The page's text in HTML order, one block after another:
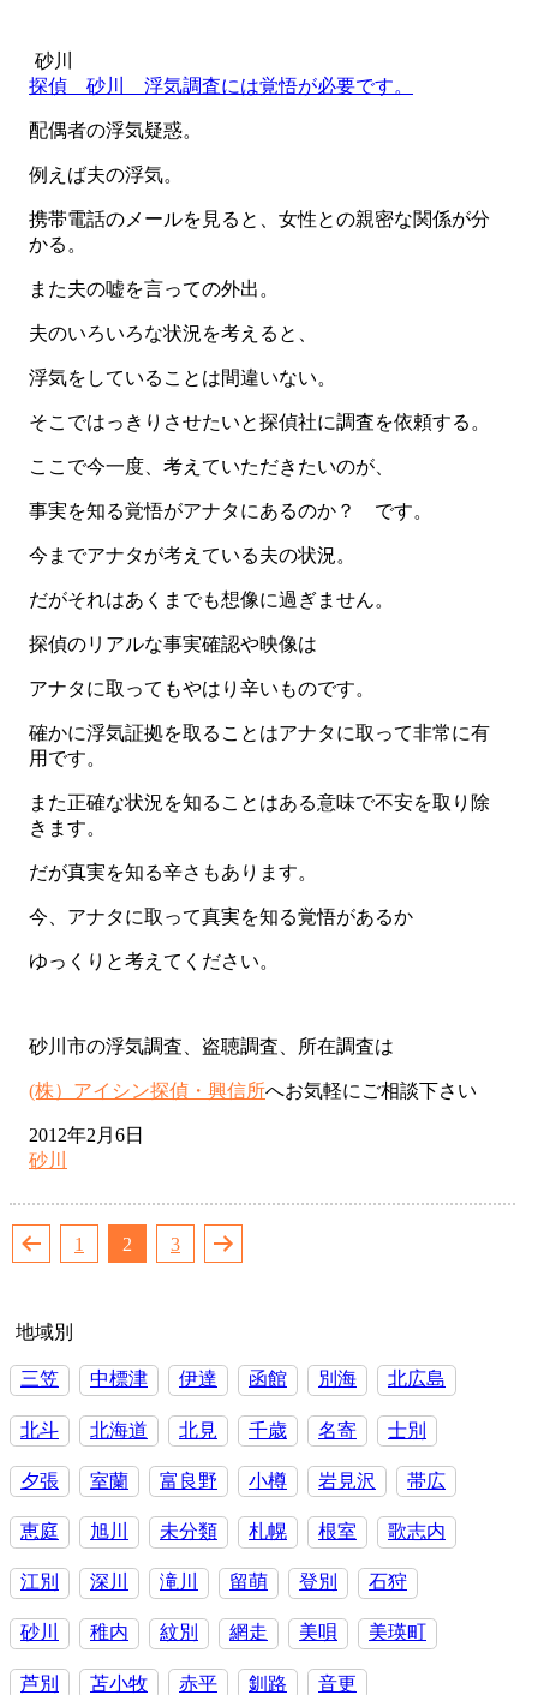
砂川
探偵 砂川 浮気調査には覚悟が必要です。
配偶者の浮気疑惑。
例えば夫の浮気。
携帯電話のメールを見ると、女性との親密な関係が分
かる。
また夫の嘘を言っての外出。
夫のいろいろな状況を考えると、
浮気をしていることは間違いない。
そこではっきりさせたいと探偵社に調査を依頼する。
ここで今一度、考えていただきたいのが、
事実を知る覚悟がアナタにあるのか？ です。
今までアナタが考えている夫の状況。
だがそれはあくまでも想像に過ぎません。
探偵のリアルな事実確認や映像は
アナタに取ってもやはり辛いものです。
確かに浮気証拠を取ることはアナタに取って非常に有
用です。
また正確な状況を知ることはある意味で不安を取り除
きます。
だが真実を知る辛さもあります。
今、アナタに取って真実を知る覚悟があるか
ゆっくりと考えてください。
砂川市の浮気調査、盗聴調査、所在調査は
(株）アイシン探偵・興信所へお気軽にご相談下さい
2012年2月6日
砂川
投
稿
ペ
ー
ジ
送
り
1 2 3
地域別
三笠 中標津 伊達 函館 別海 北広島
北斗 北海道 北見 千歳 名寄 士別
夕張 室蘭 富良野 小樽 岩見沢 帯広
恵庭 旭川 未分類 札幌 根室 歌志内
江別 深川 滝川 留萌 登別 石狩
砂川 稚内 紋別 網走 美唄 美瑛町
芦別 苫小牧 赤平 釧路 音更